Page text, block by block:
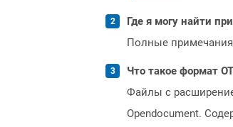
Где я могу найти
Полные
Что такое формат
Файлы с
Opendocument.